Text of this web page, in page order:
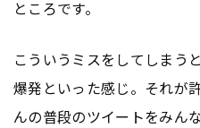
ところです。
こういうミスをしてしまう
爆発といった感じ。それが
んの普段のツイートをみん